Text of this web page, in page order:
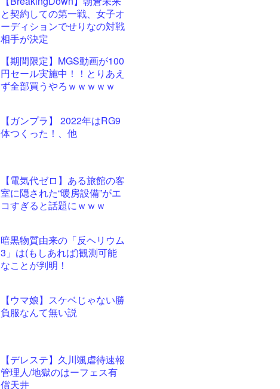
と契約しての第一戦、女子オ
ーディションでせりなの対戦
相手が決定
【期間限定】MGS動画が100
円セール実施中！！とりあえ
ず全部買うやろｗｗｗｗｗ
【ガンプラ】 2022年はRG9
体つくった！、他
【電気代ゼロ】ある旅館の客
室に隠された“暖房設備”がエ
コすぎると話題にｗｗｗ
暗黒物質由来の「反ヘリウム
3」は(もしあれば)観測可能
なことが判明！
【ウマ娘】スケベじゃない勝
負服なんて無い説
【デレステ】久川颯虐待速報
管理人/地獄のはーフェス有
償天井